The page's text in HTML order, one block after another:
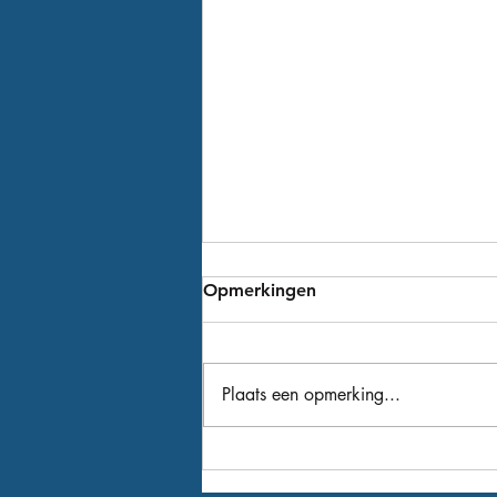
voor het nieuwe seizoen!
Opmerkingen
Plaats een opmerking...